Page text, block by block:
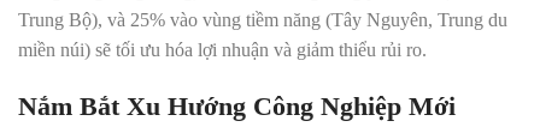
Trung Bộ), và 25% vào vùng tiềm năng (Tây Nguyên, Trung du
miền núi) sẽ tối ưu hóa lợi nhuận và giảm thiểu rủi ro.
Nắm Bắt Xu Hướng Công Nghiệp Mới